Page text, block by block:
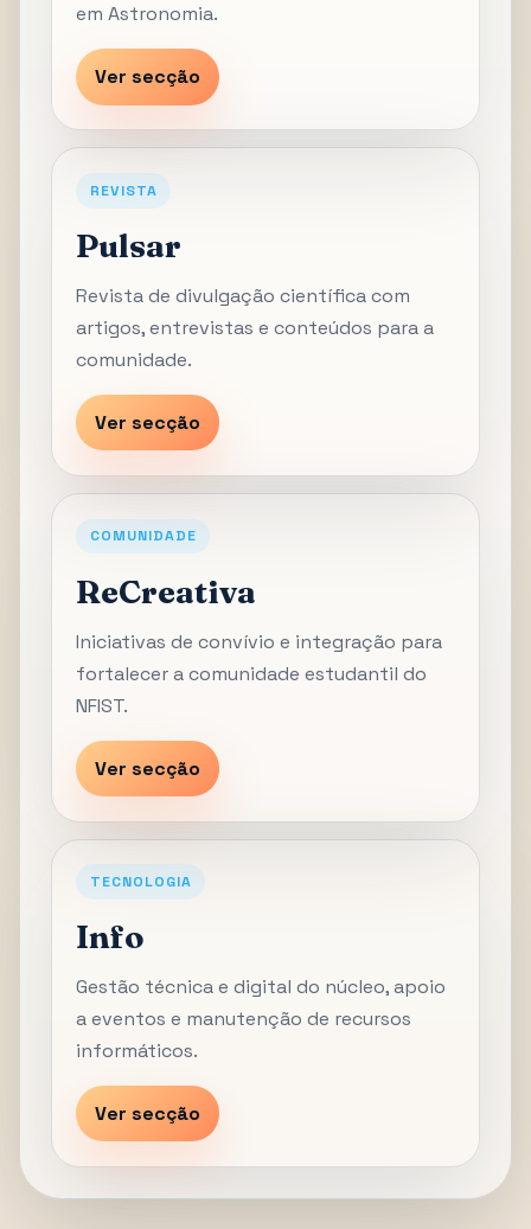
em Astronomia.
Ver secção
REVISTA
Pulsar
Revista de divulgação científica com
artigos, entrevistas e conteúdos para a
comunidade.
Ver secção
COMUNIDADE
ReCreativa
Iniciativas de convívio e integração para
fortalecer a comunidade estudantil do
NFIST.
Ver secção
TECNOLOGIA
Info
Gestão técnica e digital do núcleo, apoio
a eventos e manutenção de recursos
informáticos.
Ver secção